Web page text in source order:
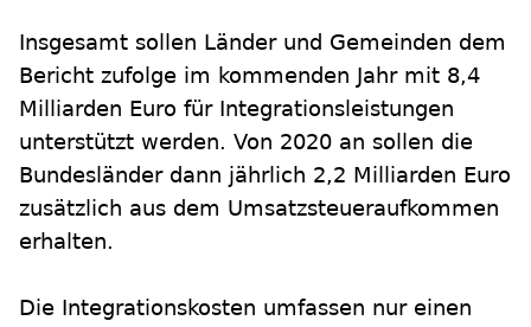
Insgesamt sollen Länder und Gemeinden dem
Bericht zufolge im kommenden Jahr mit 8,4
Milliarden Euro für Integrationsleistungen
unterstützt werden. Von 2020 an sollen die
Bundesländer dann jährlich 2,2 Milliarden Euro
zusätzlich aus dem Umsatzsteueraufkommen
erhalten.
Die Integrationskosten umfassen nur einen